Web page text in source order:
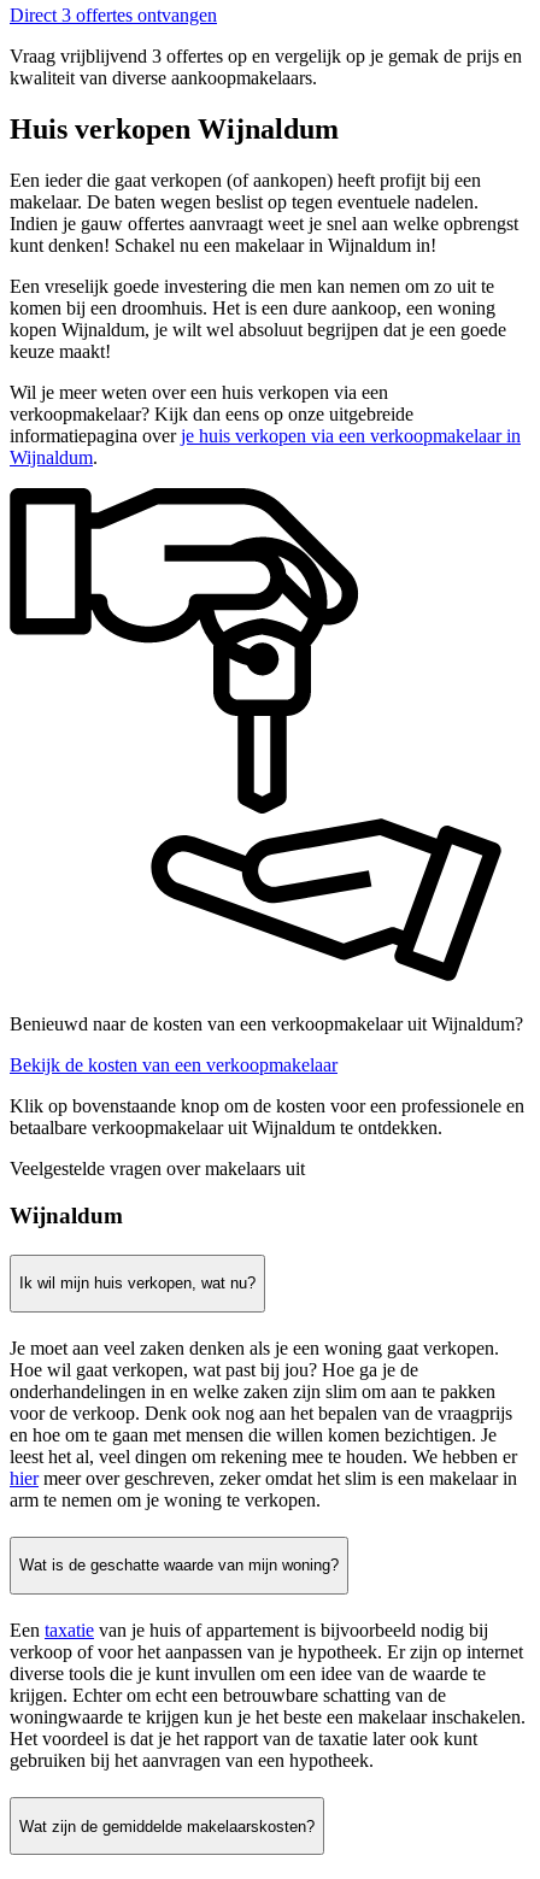
Direct 3 offertes ontvangen
Vraag vrijblijvend 3 offertes op en vergelijk op je gemak de prijs en
kwaliteit van diverse aankoopmakelaars.
Huis verkopen Wijnaldum
Een ieder die gaat verkopen (of aankopen) heeft profijt bij een
makelaar. De baten wegen beslist op tegen eventuele nadelen.
Indien je gauw offertes aanvraagt weet je snel aan welke opbrengst
kunt denken! Schakel nu een makelaar in Wijnaldum in!
Een vreselijk goede investering die men kan nemen om zo uit te
komen bij een droomhuis. Het is een dure aankoop, een woning
kopen Wijnaldum, je wilt wel absoluut begrijpen dat je een goede
keuze maakt!
Wil je meer weten over een huis verkopen via een
verkoopmakelaar? Kijk dan eens op onze uitgebreide
informatiepagina overje huis verkopen via een verkoopmakelaar in
Wijnaldum.
Benieuwd naar de kosten van een verkoopmakelaar uit Wijnaldum?
Bekijk de kosten van een verkoopmakelaar
Klik op bovenstaande knop om de kosten voor een professionele en
betaalbare verkoopmakelaar uit Wijnaldum te ontdekken.
Veelgestelde vragen over makelaars uit
Wijnaldum
Ik wil mijn huis verkopen, wat nu?
Je moet aan veel zaken denken als je een woning gaat verkopen.
Hoe wil gaat verkopen, wat past bij jou? Hoe ga je de
onderhandelingen in en welke zaken zijn slim om aan te pakken
voor de verkoop. Denk ook nog aan het bepalen van de vraagprijs
en hoe om te gaan met mensen die willen komen bezichtigen. Je
leest het al, veel dingen om rekening mee te houden. We hebben er
hiermeer over geschreven, zeker omdat het slim is een makelaar in
arm te nemen om je woning te verkopen.
Wat is de geschatte waarde van mijn woning?
Een taxatie van je huis of appartement is bijvoorbeeld nodig bij
verkoop of voor het aanpassen van je hypotheek. Er zijn op internet
diverse tools die je kunt invullen om een idee van de waarde te
krijgen. Echter om echt een betrouwbare schatting van de
woningwaarde te krijgen kun je het beste een makelaar inschakelen.
Het voordeel is dat je het rapport van de taxatie later ook kunt
gebruiken bij het aanvragen van een hypotheek.
Wat zijn de gemiddelde makelaarskosten?